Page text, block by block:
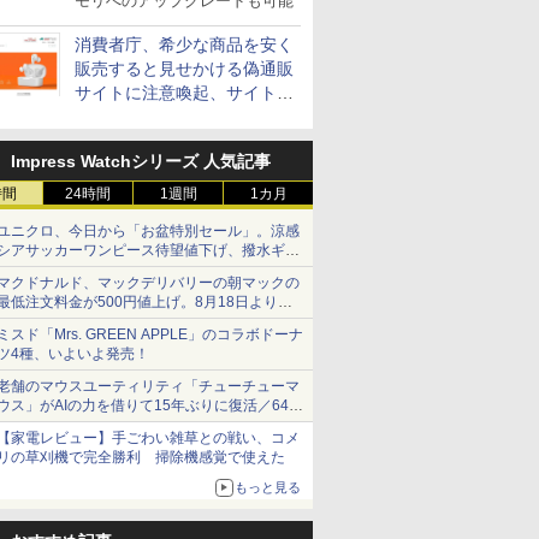
消費者庁、希少な商品を安く
販売すると見せかける偽通販
サイトに注意喚起、サイト名
Impress Watchシリーズ 人気記事
24時間 1週間 1カ月
ニクロ、今日から「お盆特別セール」。涼感
アサッカーワンピース待望値下げ、撥水ギア
ョーツは1990円に
クドナルド、マックデリバリーの朝マックの
低注文料金が500円値上げ。8月18日より
円から受付
スド「Mrs. GREEN APPLE」のコラボドーナ
4種、いよいよ発売！
舗のマウスユーティリティ「チューチューマ
ス」がAIの力を借りて15年ぶりに復活／64bit
、Windows 10/11、「Chrome」も走り回
。復活記念で2026年末まで500円
家電レビュー】手ごわい雑草との戦い、コメ
の草刈機で完全勝利 掃除機感覚で使えた
もっと見る